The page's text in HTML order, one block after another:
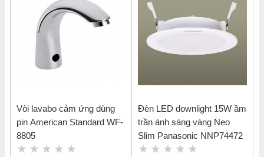
Vòi lavabo cảm ứng dùng
pin American Standard WF-
8805
Đèn LED downlight 15W ầm
trần ánh sáng vàng Neo
Slim Panasonic NNP74472